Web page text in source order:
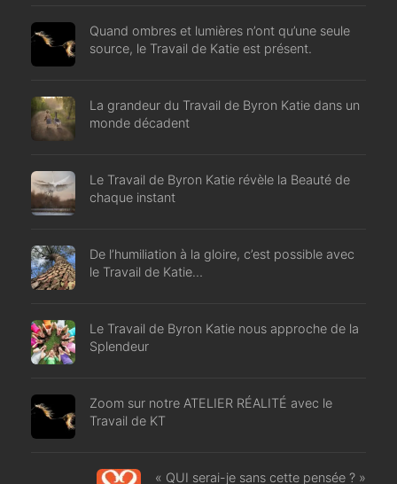
Quand ombres et lumières n’ont qu’une seule
source, le Travail de Katie est présent.
La grandeur du Travail de Byron Katie dans un
monde décadent
Le Travail de Byron Katie révèle la Beauté de
chaque instant
De l’humiliation à la gloire, c’est possible avec
le Travail de Katie…
Le Travail de Byron Katie nous approche de la
Splendeur
Zoom sur notre ATELIER RÉALITÉ avec le
Travail de KT
« QUI serai-je sans cette pensée ? »